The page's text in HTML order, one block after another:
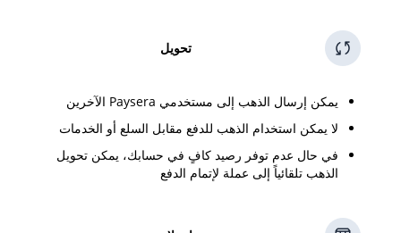
تحويل
يمكن إرسال الذهب إلى مستخدمي Paysera الآخرين
لا يمكن استخدام الذهب للدفع مقابل السلع أو الخدمات
في حال عدم توفر رصيد كافٍ في حسابك، يمكن تحويل
الذهب تلقائياً إلى عملة لإتمام الدفع